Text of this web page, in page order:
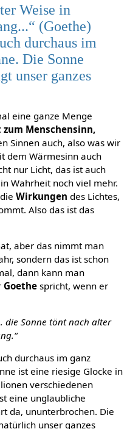
Weise in
(Goethe)
durchaus im
Die Sonne
unser ganzes
eine ganze Menge
Menschensinn,
Sinnen auch, also was wir
dem Wärmesinn auch
nur Licht, das ist auch
Wahrheit noch viel mehr.
Wirkungen des Lichtes,
Also das ist das
aber das nimmt man
sondern das ist schon
dann kann man
Goethespricht, wenn er
die Sonne tönt nach alter
durchaus im ganz
ist eine riesige Glocke in
verschiedenen
eine unglaubliche
da, ununterbrochen. Die
unser ganzes